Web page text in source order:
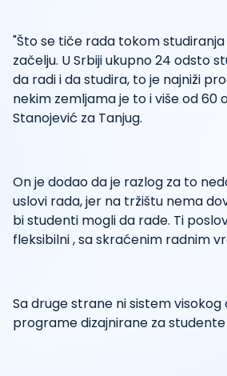
"Što se tiče rada tokom studiranja
začelju. U Srbiji ukupno 24 odsto
da radi i da studira, to je najniži
nekim zemljama je to i više od 60
Stanojević za Tanjug.
On je dodao da je razlog za to
uslovi rada, jer na tržištu nema
bi studenti mogli da rade. Ti
fleksibilni , sa skraćenim radnim
Sa druge strane ni sistem
programe dizajnirane za studente